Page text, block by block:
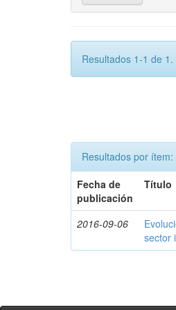
Resultados 1-1 de 1.
Resultados por ítem:
Fecha de
publicación
Título
2016-09-06
sector